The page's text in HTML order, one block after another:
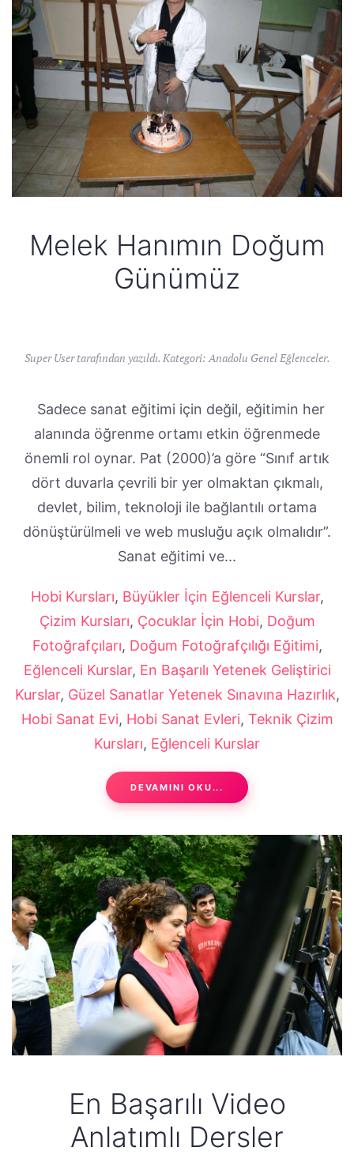
Melek Hanımın Doğum
Günümüz
Super User tarafından yazıldı. Kategori:Anadolu Genel Eğlenceler.
Sadece sanat eğitimi için değil, eğitimin her
alanında öğrenme ortamı etkin öğrenmede
önemli rol oynar. Pat (2000)’a göre “Sınıf artık
dört duvarla çevrili bir yer olmaktan çıkmalı,
devlet, bilim, teknoloji ile bağlantılı ortama
dönüştürülmeli ve web musluğu açık olmalıdır”.
Sanat eğitimi ve...
Hobi Kursları, Büyükler İçin Eğlenceli Kurslar,
Çizim Kursları, Çocuklar İçin Hobi, Doğum
Fotoğrafçıları, Doğum Fotoğrafçılığı Eğitimi,
Eğlenceli Kurslar, En Başarılı Yetenek Geliştirici
Kurslar, Güzel Sanatlar Yetenek Sınavına Hazırlık,
Hobi Sanat Evi, Hobi Sanat Evleri, Teknik Çizim
Kursları, Eğlenceli Kurslar
DEVAMINI OKU...
En Başarılı Video
Anlatımlı Dersler